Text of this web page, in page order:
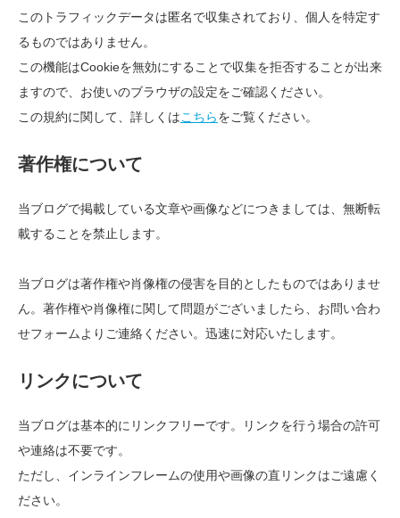
このトラフィックデータは匿名で収集されており、個人を特定す
るものではありません。
この機能はCookieを無効にすることで収集を拒否することが出来
ますので、お使いのブラウザの設定をご確認ください。
この規約に関して、詳しくはこちらをご覧ください。
著作権について
当ブログで掲載している文章や画像などにつきましては、無断転
載することを禁止します。
当ブログは著作権や肖像権の侵害を目的としたものではありませ
ん。著作権や肖像権に関して問題がございましたら、お問い合わ
せフォームよりご連絡ください。迅速に対応いたします。
リンクについて
当ブログは基本的にリンクフリーです。リンクを行う場合の許可
や連絡は不要です。
ただし、インラインフレームの使用や画像の直リンクはご遠慮く
ださい。